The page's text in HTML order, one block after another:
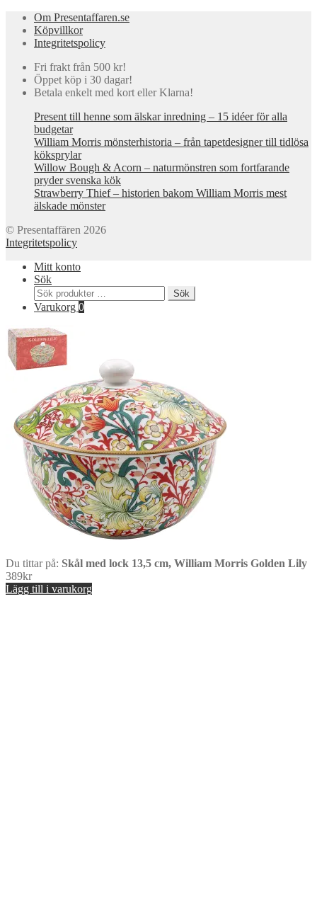
Om Presentaffaren.se
Köpvillkor
Integritetspolicy
Fri frakt från 500 kr!
Öppet köp i 30 dagar!
Betala enkelt med kort eller Klarna!
Present till henne som älskar inredning – 15 idéer för alla
budgetar
William Morris mönsterhistoria – från tapetdesigner till tidlösa
köksprylar
Willow Bough & Acorn – naturmönstren som fortfarande
pryder svenska kök
Strawberry Thief – historien bakom William Morris mest
älskade mönster
© Presentaffären 2026
Integritetspolicy
Mitt konto
Sök
Sök
efter:
Sök
Varukorg 0
Du tittar på: Skål med lock 13,5 cm, William Morris Golden Lily
389kr
Lägg till i varukorg